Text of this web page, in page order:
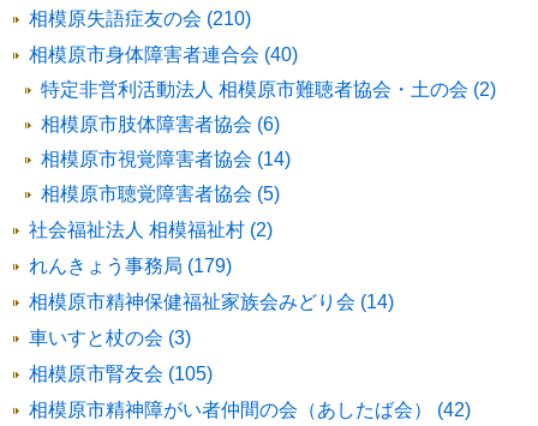
相模原失語症友の会 (210)
相模原市身体障害者連合会 (40)
特定非営利活動法人 相模原市難聴者協会・土の会 (2)
相模原市肢体障害者協会 (6)
相模原市視覚障害者協会 (14)
相模原市聴覚障害者協会 (5)
社会福祉法人 相模福祉村 (2)
れんきょう事務局 (179)
相模原市精神保健福祉家族会みどり会 (14)
車いすと杖の会 (3)
相模原市腎友会 (105)
相模原市精神障がい者仲間の会（あしたば会） (42)